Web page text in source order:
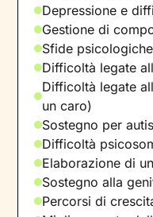
Depressione e
Gestione di
Sfide
Difficoltà legate
Difficoltà legate
un caro)
Sostegno per
Difficoltà
Elaborazione di
Sostegno alla
Percorsi di